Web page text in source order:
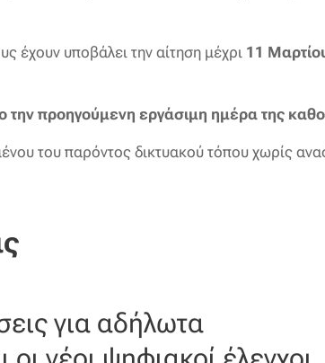
έχουν υποβάλει την αίτηση μέχρι 11
την προηγούμενη εργάσιμη ημέρα της
του παρόντος δικτυακού τόπου χωρίς
για αδήλωτα